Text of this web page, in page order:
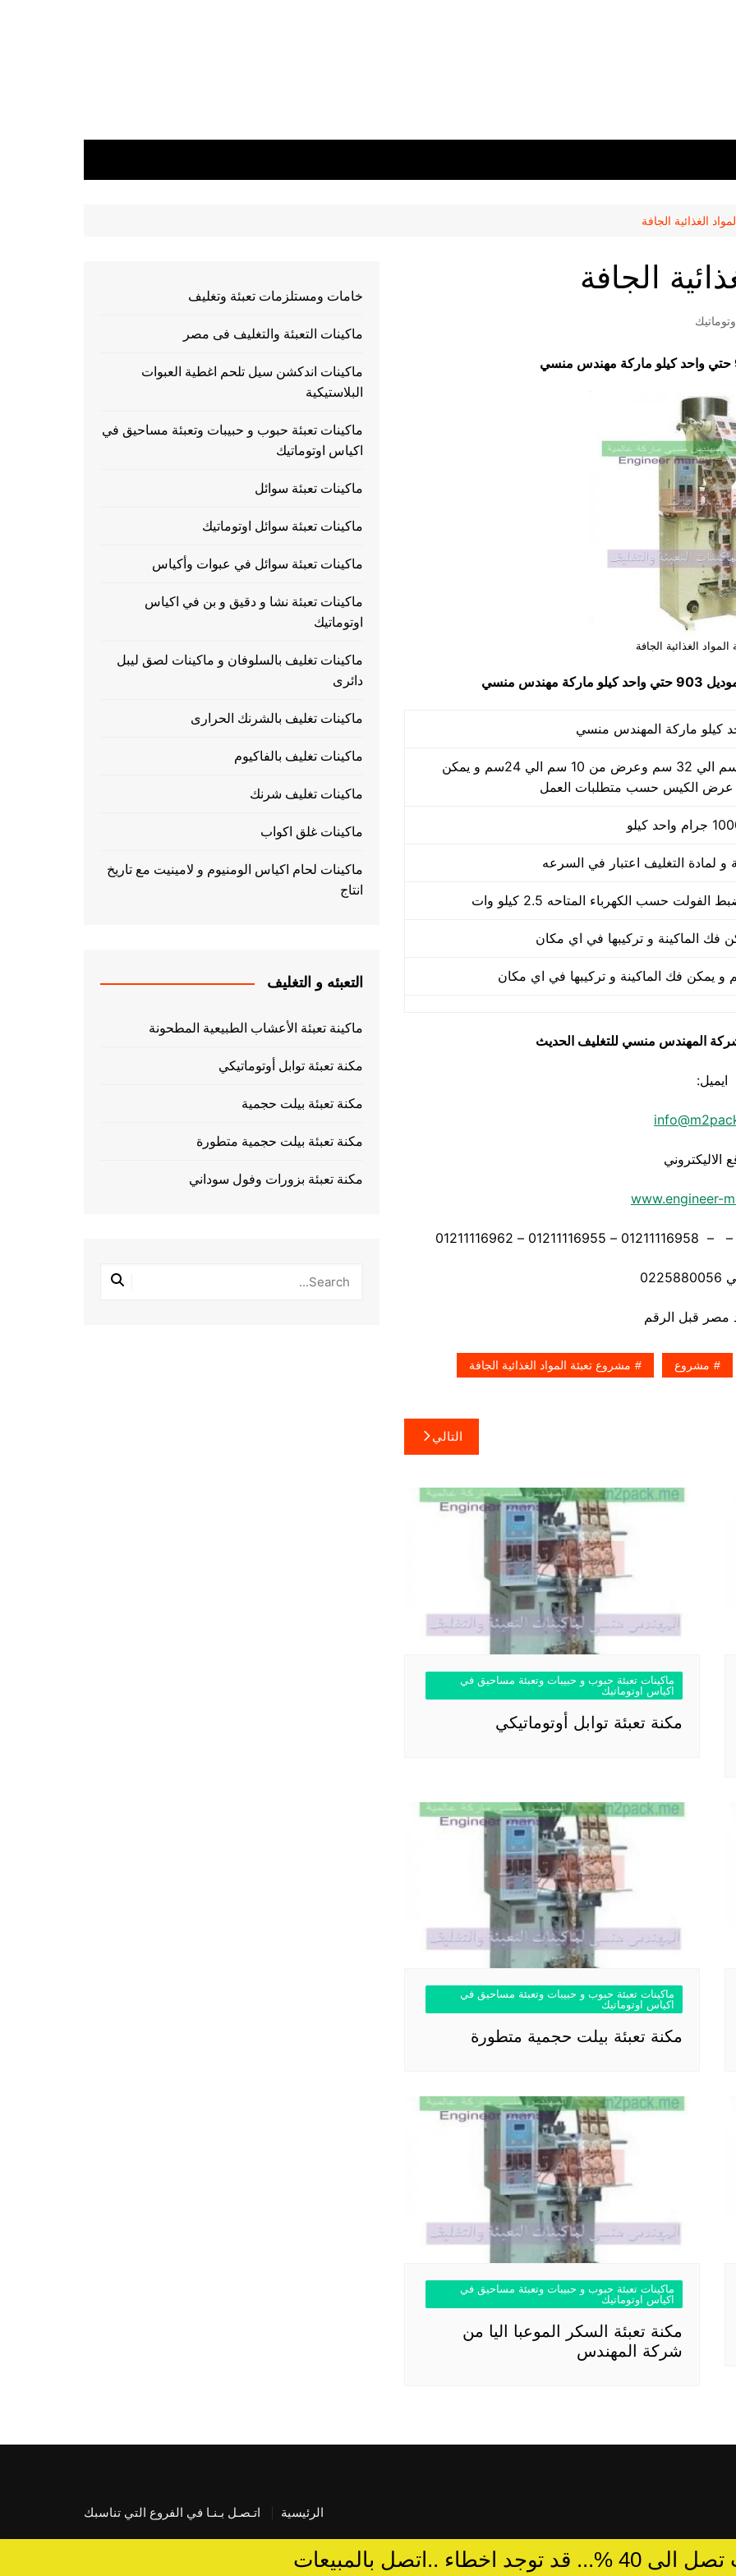
الغذائية الجافة
الجافة
الغذائية الجافة
حتي واحد كيلو ماركة مهندس منسي
طول الكيس من 10 سم الي 32 سم وعرض من 10 سم الي 24سم و يمكن
عرض الكيس حسب متطلبات العمل
شركة المهندس منسي للتغليف الحديث
ايميل:
الاليكتروني
www.engineer-
مشروع مشروع تعبئة المواد الغذائية الجافة
التالي
ماكينات تعبئة حبوب و حبيبات وتعبئة مساحيق في
اكياس اوتوماتيك
مكنة تعبئة توابل أوتوماتيكي
ماكينات تعبئة حبوب و حبيبات وتعبئة مساحيق في
اكياس اوتوماتيك
مكنة تعبئة بيلت حجمية متطورة
ماكينات تعبئة حبوب و حبيبات وتعبئة مساحيق في
اكياس اوتوماتيك
مكنة تعبئة السكر الموعبا اليا من
شركة المهندس
خامات ومستلزمات تعبئة وتغليف
ماكينات التعبئة والتغليف فى مصر
ماكينات اندكشن سيل تلحم اغطية العبوات
البلاستيكية
ماكينات تعبئة حبوب و حبيبات وتعبئة مساحيق في
اكياس اوتوماتيك
ماكينات تعبئة سوائل
ماكينات تعبئة سوائل اوتوماتيك
ماكينات تعبئة سوائل في عبوات وأكياس
ماكينات تعبئة نشا و دقيق و بن في اكياس
اوتوماتيك
ماكينات تغليف بالسلوفان و ماكينات لصق ليبل
دائرى
ماكينات تغليف بالشرنك الحرارى
ماكينات تغليف بالفاكيوم
ماكينات تغليف شرنك
ماكينات غلق اكواب
ماكينات لحام اكياس الومنيوم و لامينيت مع تاريخ
انتاج
التعبئه و التغليف
ماكينة تعبئة الأعشاب الطبيعية المطحونة
مكنة تعبئة توابل أوتوماتيكي
مكنة تعبئة بيلت حجمية
مكنة تعبئة بيلت حجمية متطورة
مكنة تعبئة بزورات وفول سوداني
الرئيسية اتـصـل بـنـا في الفروع التي تناسبك
اخطاء ..اتصل بالمبيعات